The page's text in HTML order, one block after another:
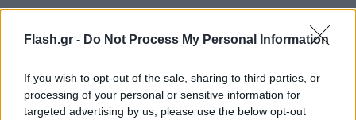
Flash.gr - Do Not Process My Personal Information
If you wish to opt-out of the sale, sharing to third parties, or
processing of your personal or sensitive information for
targeted advertising by us, please use the below opt-out